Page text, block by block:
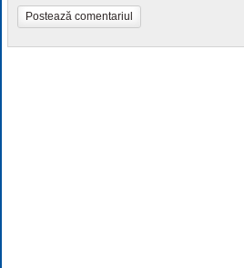
Postează comentariul